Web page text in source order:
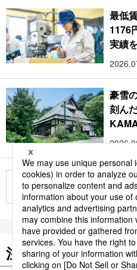
最低
1176
実績
豪雪
刻ん
もっと
注目のキーワード